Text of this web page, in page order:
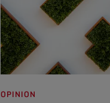
OPINION